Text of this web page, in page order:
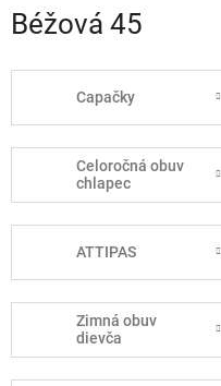
Béžová 45
Capačky
Celoročná obuv
chlapec
ATTIPAS
Zimná obuv
dievča